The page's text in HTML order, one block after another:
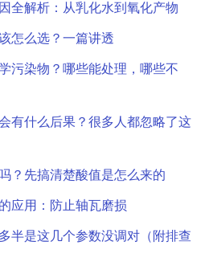
全解析：从乳化水到氧化产物
怎么选？一篇讲透
污染物？哪些能处理，哪些不
有什么后果？很多人都忽略了这
？先搞清楚酸值是怎么来的
应用：防止轴瓦磨损
半是这几个参数没调对（附排查